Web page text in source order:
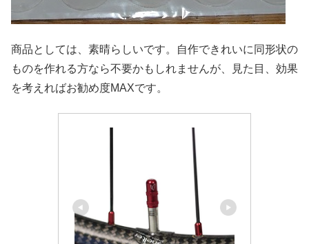
商品としては、素晴らしいです。自作できれいに同形状の
ものを作れる方なら不要かもしれませんが、見た目、効果
を考えればお勧め度MAXです。